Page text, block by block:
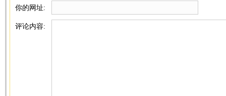
你的网址:
评论内容: